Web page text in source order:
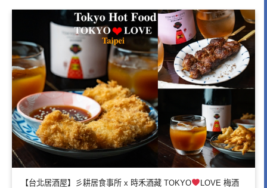
【台北居酒屋】彡耕居食事所 x 時禾酒藏 TOKYO
LOVE 梅酒